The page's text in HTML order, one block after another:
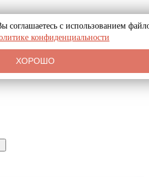
соглашаетесь с использованием
конфиденциальности
ХОРОШО